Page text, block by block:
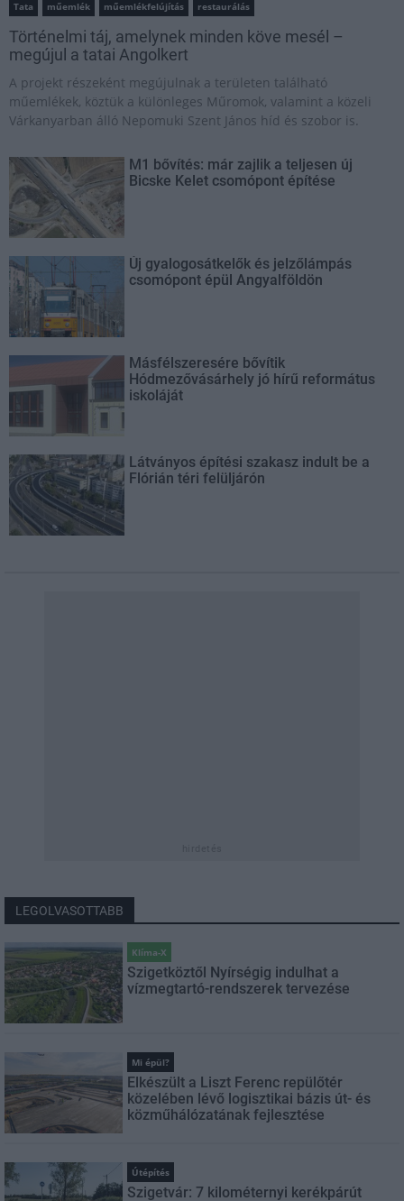
Tata műemlék műemlékfelújítás restaurálás
Történelmi táj, amelynek minden köve mesél –
megújul a tatai Angolkert
A projekt részeként megújulnak a területen található
műemlékek, köztük a különleges Műromok, valamint a közeli
Várkanyarban álló Nepomuki Szent János híd és szobor is.
M1 bővítés: már zajlik a teljesen új
Bicske Kelet csomópont építése
Új gyalogosátkelők és jelzőlámpás
csomópont épül Angyalföldön
Másfélszeresére bővítik
Hódmezővásárhely jó hírű református
iskoláját
Látványos építési szakasz indult be a
Flórián téri felüljárón
LEGOLVASOTTABB
Klíma-X
Szigetköztől Nyírségig indulhat a
vízmegtartó-rendszerek tervezése
Mi épül?
Elkészült a Liszt Ferenc repülőtér
közelében lévő logisztikai bázis út- és
közműhálózatának fejlesztése
Útépítés
Szigetvár: 7 kilométernyi kerékpárút